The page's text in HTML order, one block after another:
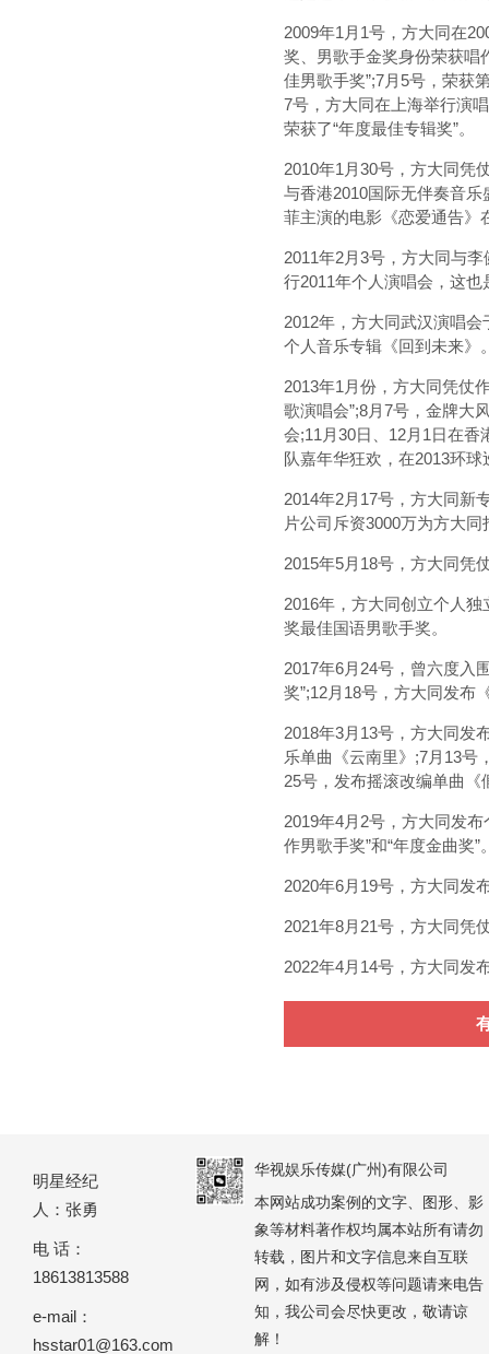
2009年1月1号，方大同在
奖、男歌手金奖身份荣获唱
佳男歌手奖”;7月5号，荣获
7号，方大同在上海举行演
荣获了“年度最佳专辑奖”。
2010年1月30号，方大同凭
与香港2010国际无伴奏音
菲主演的电影《恋爱通告》
2011年2月3号，方大同与
行2011年个人演唱会，这
2012年，方大同武汉演唱会
个人音乐专辑《回到未来》
2013年1月份，方大同凭仗
歌演唱会”;8月7号，金牌大
会;11月30日、12月1日在
队嘉年华狂欢，在2013环
2014年2月17号，方大同新
片公司斥资3000万为方大
2015年5月18号，方大同凭
2016年，方大同创立个人
奖最佳国语男歌手奖。
2017年6月24号，曾六度入
奖”;12月18号，方大同发布
2018年3月13号，方大同发
乐单曲《云南里》;7月13号
25号，发布摇滚改编单曲《
2019年4月2号，方大同发
作男歌手奖”和“年度金曲奖”
2020年6月19号，方大同发
2021年8月21号，方大同凭
2022年4月14号，方大同发
明星经纪
人：张勇
电 话：
18613813588
e-mail：
hsstar01@163.com
华视娱乐传媒(广州)有限公司
本网站成功案例的文字、图形、影
象等材料著作权均属本站所有请勿
转载，图片和文字信息来自互联
网，如有涉及侵权等问题请来电告
知，我公司会尽快更改，敬请谅
解！